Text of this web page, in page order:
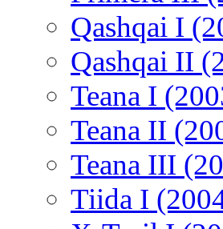
Qashqai I
Qashqai II
Teana I
Teana II
Teana III
Tiida I